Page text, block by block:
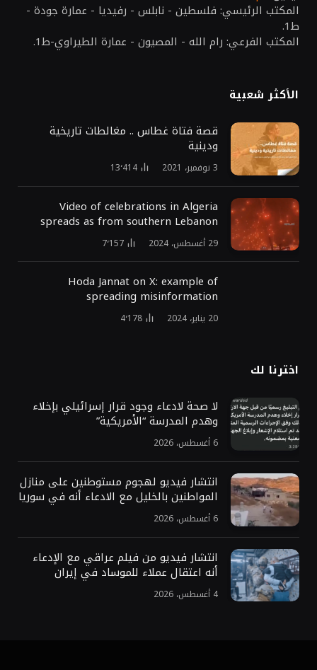
المكتب الرئيسي: فلسطين - نابلس - رفيديا - عمارة جودة -
ط1.
المكتب الفرعي: رام الله - المصيون - عمارة الطيراوي-ط1.
الأكثر شعبية
قصة فتاة غطاس .. مغالطات تاريخية
ودينية
3 نوفمبر، 2021 13٬414
Video of celebrations in Algeria
spreads as from southern Lebanon
29 أغسطس، 2024 7٬157
Hoda Jannat on X: example of
spreading misinformation
20 يناير، 2024 4٬178
اخترنا لك
لا صحة لادعاء وجود قرار إسرائيلي بإخلاء
وهدم المدرسة “الأمريكية”
6 أغسطس، 2026
انتشار فيديو لهجوم مستوطنين على منازل
المواطنين بالخليل مع الادعاء أنه في سوريا
6 أغسطس، 2026
انتشار فيديو من فيلم عراقي مع الإدعاء
أنه اعتقال عملاء للموساد في إيران
4 أغسطس، 2026